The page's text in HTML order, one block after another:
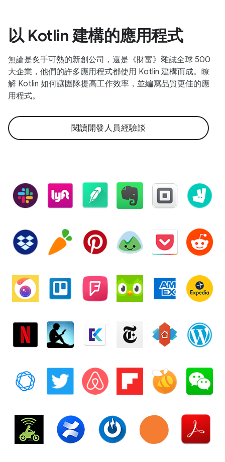
以 Kotlin 建構的應用程式
無論是炙手可熱的新創公司，還是《財富》雜誌全球 500
大企業，他們的許多應用程式都使用 Kotlin 建構而成。瞭
解 Kotlin 如何讓團隊提高工作效率，並編寫品質更佳的應
用程式。
閱讀開發人員經驗談